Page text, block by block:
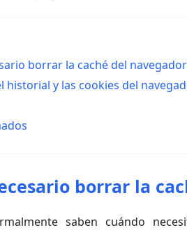
borrar la caché del
historial y las cookies del
borrar la
saben cuándo